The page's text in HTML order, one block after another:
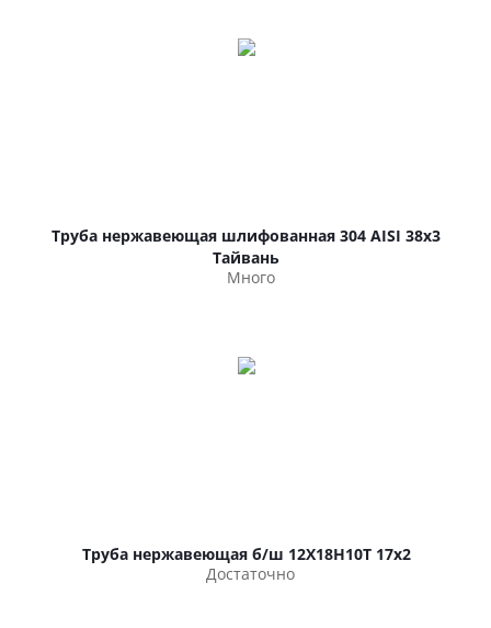
Труба нержавеющая шлифованная 304 AISI 38х3
Тайвань
Много
Труба нержавеющая б/ш 12Х18Н10Т 17х2
Достаточно